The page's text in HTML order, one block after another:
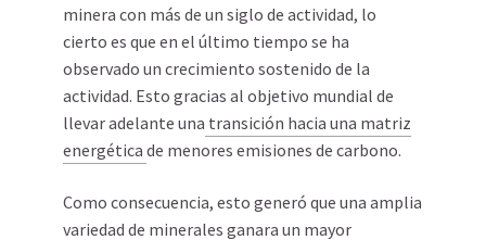
minera con más de un siglo de actividad, lo
cierto es que en el último tiempo se ha
observado un crecimiento sostenido de la
actividad. Esto gracias al objetivo mundial de
llevar adelante una transición hacia una matriz
energética de menores emisiones de carbono.
Como consecuencia, esto generó que una amplia
variedad de minerales ganara un mayor